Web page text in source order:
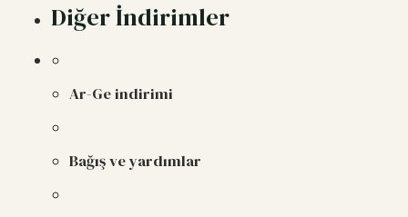
Diğer İndirimler
Ar-Ge indirimi
Bağış ve yardımlar